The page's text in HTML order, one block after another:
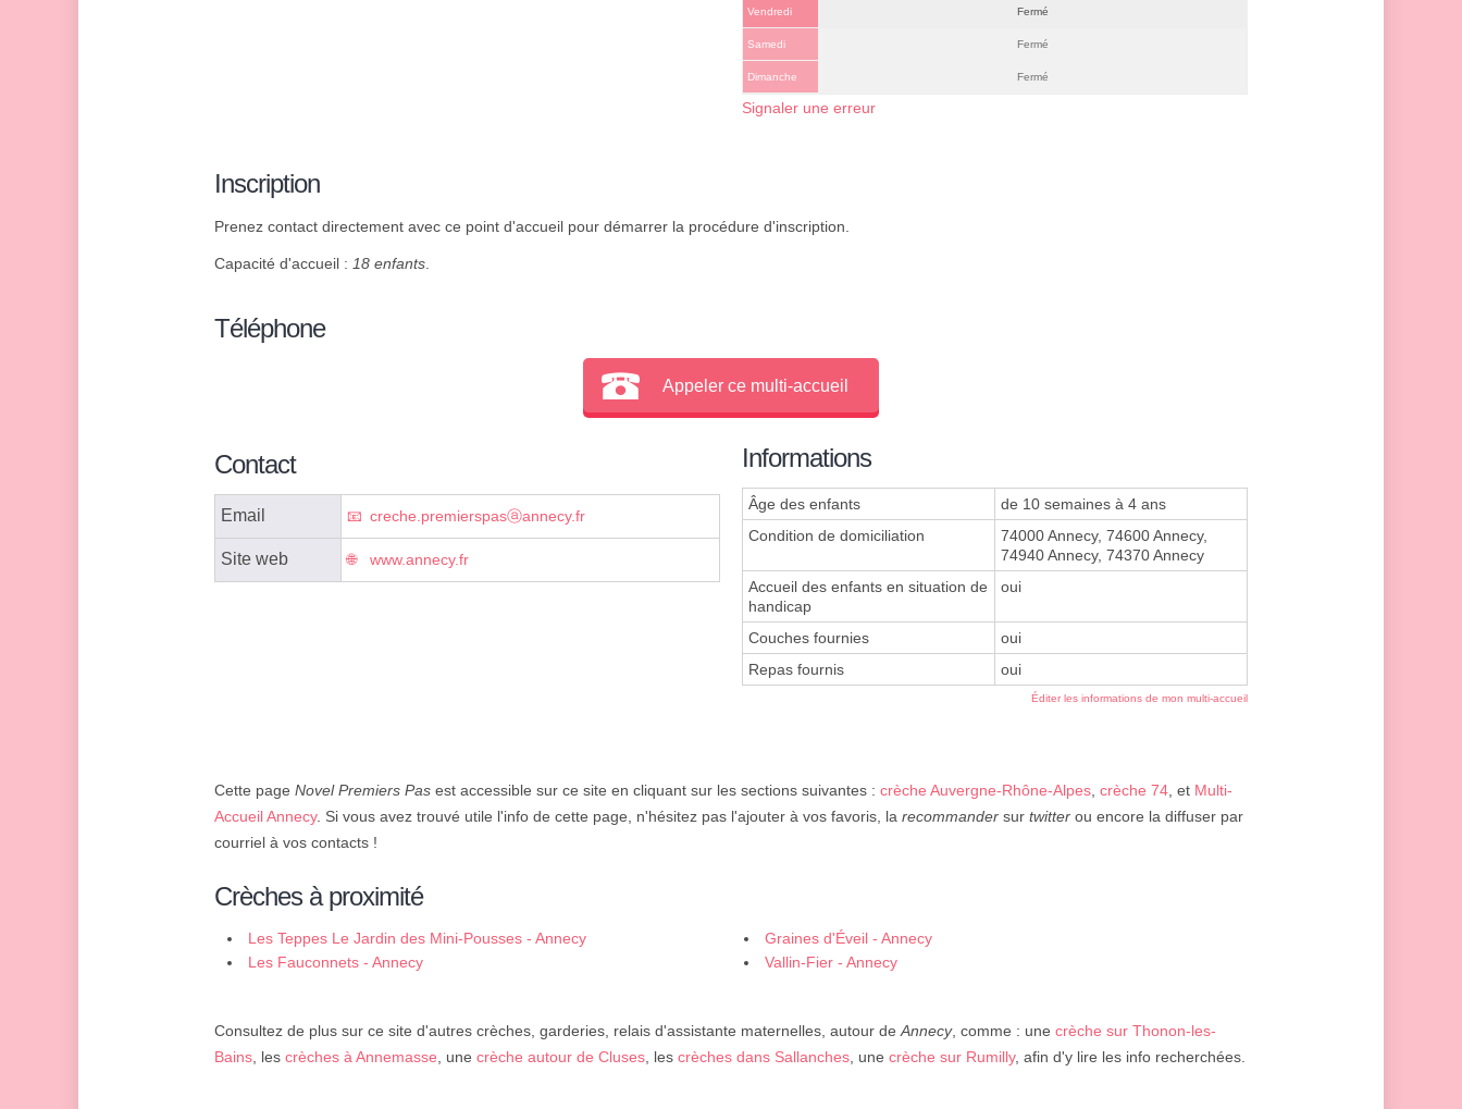
Vendredi Fermé
Samedi Fermé
Dimanche Fermé
Signaler une erreur
Inscription
Prenez contact directement avec ce point d'accueil pour démarrer la procédure d'inscription.
Capacité d'accueil : 18 enfants
Téléphone
Appeler ce multi-accueil
Contact
Email creche.premierspasⓐannecy.fr
Site web www.annecy.fr
Informations
Âge des enfants
de 10 semaines à 4 ans
Condition de domiciliation
74000 Annecy, 74600 Annecy,
74940 Annecy, 74370 Annecy
Accueil des enfants en situation de
handicap
oui
Couches fournies
oui
Repas fournis
oui
Éditer les informations de mon multi-accueil
Cette page Novel Premiers Pas est accessible sur ce site en cliquant sur les sections suivantes : crèche Auvergne-Rhône-Alpes crèche 74 , et Multi-
Accueil Annecy. Si vous avez trouvé utile l'info de cette page, n'hésitez pas l'ajouter à vos favoris, la recommander sur twitter ou encore la diffuser par
courriel à vos contacts !
Crèches à proximité
Les Teppes Le Jardin des Mini-Pousses - Annecy
Graines d'Éveil - Annecy
Les Fauconnets - Annecy
Vallin-Fier - Annecy
Consultez de plus sur ce site d'autres crèches, garderies, relais d'assistante maternelles, autour de Annecy, comme : une crèche sur Thonon-les-
Bains , les crèches à Annemasse , une crèche autour de Cluses , les crèches dans Sallanches , une crèche sur Rumilly, afin d'y lire les info recherchées.